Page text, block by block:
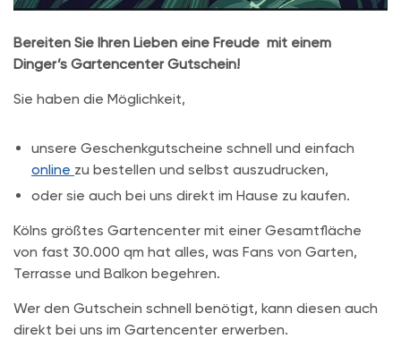
Bereiten Sie Ihren Lieben eine Freude mit einem
Dinger’s Gartencenter Gutschein!
Sie haben die Möglichkeit,
unsere Geschenkgutscheine schnell und einfach
online zu bestellen und selbst auszudrucken,
oder sie auch bei uns direkt im Hause zu kaufen.
Kölns größtes Gartencenter mit einer Gesamtfläche
von fast 30.000 qm hat alles, was Fans von Garten,
Terrasse und Balkon begehren.
Wer den Gutschein schnell benötigt, kann diesen auch
direkt bei uns im Gartencenter erwerben.